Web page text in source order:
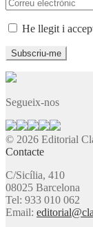
He llegit i
Segueix-nos
© 2026 Editorial
Contacte
C/Sicília, 410
08025 Barcelona
Tel: 933 010 062
Email: